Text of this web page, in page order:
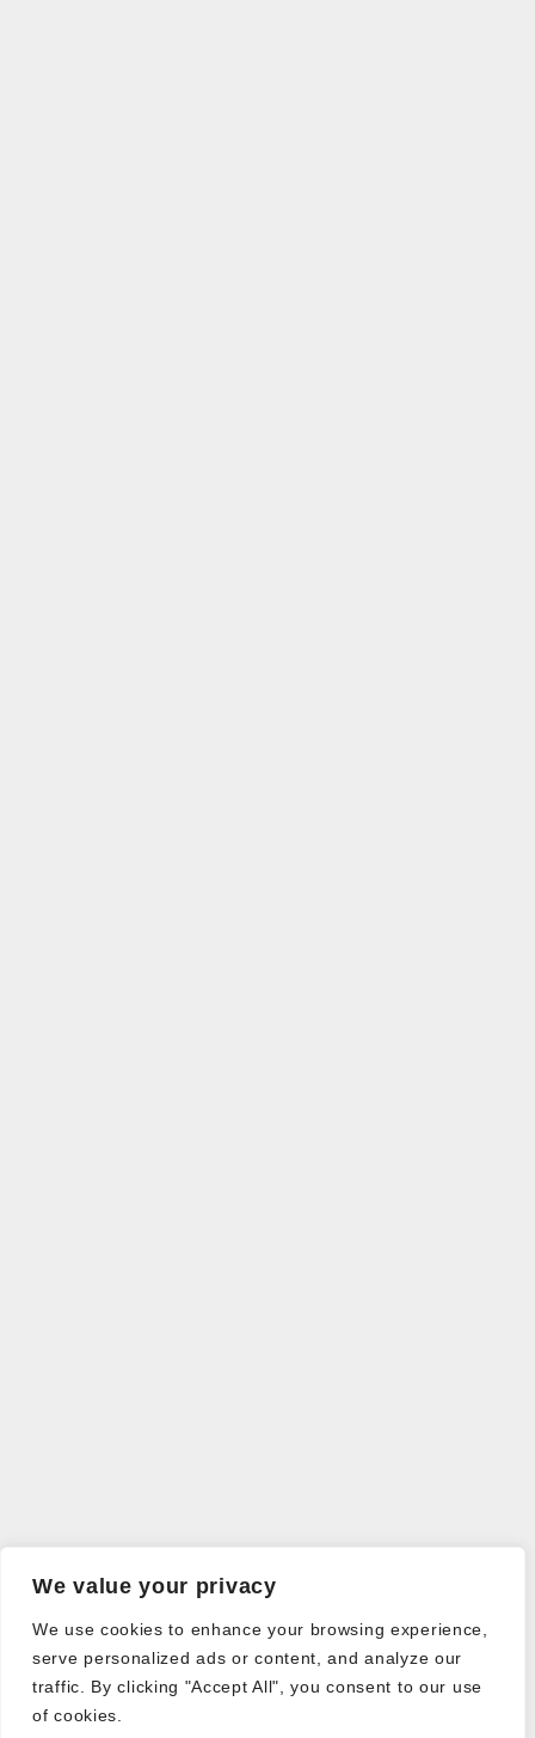
We value your privacy
We use cookies to enhance your browsing experience,
serve personalized ads or content, and analyze our
traffic. By clicking "Accept All", you consent to our use
of cookies.